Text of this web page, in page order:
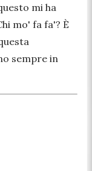
mi ha
mo' fa fa'? È
sempre in